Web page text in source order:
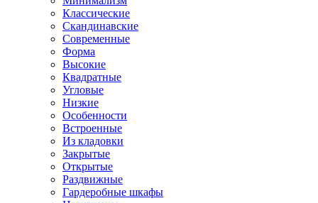
Классические
Скандинавские
Современные
Форма
Высокие
Квадратные
Угловые
Низкие
Особенности
Встроенные
Из кладовки
Закрытые
Открытые
Раздвижные
Гардеробные шкафы